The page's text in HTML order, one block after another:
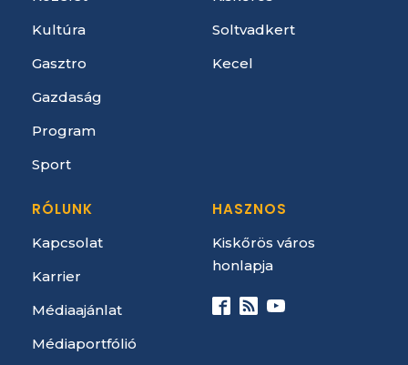
Kultúra
Gasztro
Gazdaság
Program
Sport
Soltvadkert
Kecel
RÓLUNK
Kapcsolat
Karrier
Médiaajánlat
Médiaportfólió
HASZNOS
Kiskőrös város
honlapja